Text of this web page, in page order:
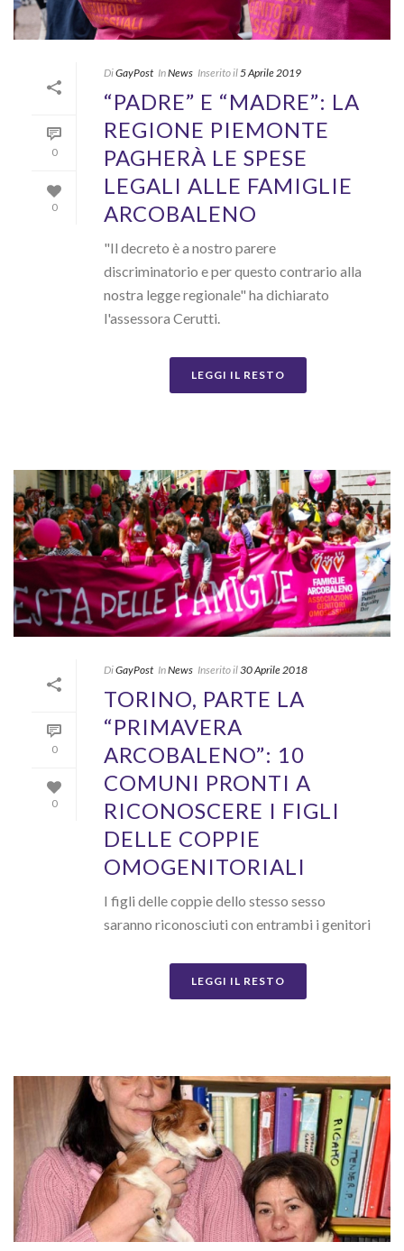
0
0
DiGayPost InNews Inserito il5 Aprile 2019
“PADRE” E “MADRE”: LA
REGIONE PIEMONTE
PAGHERÀ LE SPESE
LEGALI ALLE FAMIGLIE
ARCOBALENO
"Il decreto è a nostro parere
discriminatorio e per questo contrario alla
nostra legge regionale" ha dichiarato
l'assessora Cerutti.
LEGGI IL RESTO
0
0
DiGayPost InNews Inserito il30 Aprile 2018
TORINO, PARTE LA
“PRIMAVERA
ARCOBALENO”: 10
COMUNI PRONTI A
RICONOSCERE I FIGLI
DELLE COPPIE
OMOGENITORIALI
I figli delle coppie dello stesso sesso
saranno riconosciuti con entrambi i genitori
LEGGI IL RESTO